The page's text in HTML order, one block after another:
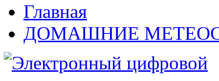
Главная
ДОМАШНИЕ